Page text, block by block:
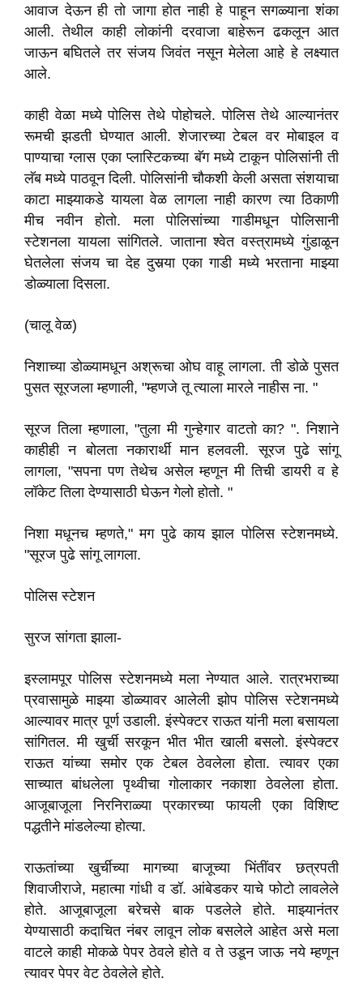
आवाज देऊन ही तो जागा होत नाही हे पाहून सगळ्याना शंका
आली. तेथील काही लोकांनी दरवाजा बाहेरून ढकलून आत
जाऊन बघितले तर संजय जिवंत नसून मेलेला आहे हे लक्ष्यात
आले.
काही वेळा मध्ये पोलिस तेथे पोहोचले. पोलिस तेथे आल्यानंतर
रूमची झडती घेण्यात आली. शेजारच्या टेबल वर मोबाइल व
पाण्याचा ग्लास एका प्लास्टिकच्या बॅग मध्ये टाकून पोलिसांनी ती
लॅब मध्ये पाठवून दिली. पोलिसांनी चौकशी केली असता संशयाचा
काटा माझ्याकडे यायला वेळ लागला नाही कारण त्या ठिकाणी
मीच नवीन होतो. मला पोलिसांच्या गाडीमधून पोलिसानी
स्टेशनला यायला सांगितले. जाताना श्वेत वस्त्रामध्ये गुंडाळून
घेतलेला संजय चा देह दुसर्‍या एका गाडी मध्ये भरताना माझ्या
डोळ्याला दिसला.
(चालू वेळ)
निशाच्या डोळ्यामधून अश्रूचा ओघ वाहू लागला. ती डोळे पुसत
पुसत सूरजला म्हणाली, "म्हणजे तू त्याला मारले नाहीस ना. "
सूरज तिला म्हणाला, "तुला मी गुन्हेगार वाटतो का? ". निशाने
काहीही न बोलता नकारार्थी मान हलवली. सूरज पुढे सांगू
लागला, "सपना पण तेथेच असेल म्हणून मी तिची डायरी व हे
लॉकेट तिला देण्यासाठी घेऊन गेलो होतो. "
निशा मधूनच म्हणते," मग पुढे काय झाल पोलिस स्टेशनमध्ये.
"सूरज पुढे सांगू लागला.
पोलिस स्टेशन
सुरज सांगता झाला-
इस्लामपूर पोलिस स्टेशनमध्ये मला नेण्यात आले. रात्रभराच्या
प्रवासामुळे माझ्या डोळ्यावर आलेली झोप पोलिस स्टेशनमध्ये
आल्यावर मात्र पूर्ण उडाली. इंस्पेक्टर राऊत यांनी मला बसायला
सांगितल. मी खुर्ची सरकून भीत भीत खाली बसलो. इंस्पेक्टर
राऊत यांच्या समोर एक टेबल ठेवलेला होता. त्यावर एका
साच्यात बांधलेला पृथ्वीचा गोलाकार नकाशा ठेवलेला होता.
आजूबाजूला निरनिराळ्या प्रकारच्या फायली एका विशिष्ट
पद्धतीने मांडलेल्या होत्या.
राऊतांच्या खुर्चीच्या मागच्या बाजूच्या भिंतींवर छत्रपती
शिवाजीराजे, महात्मा गांधी व डॉ. आंबेडकर याचे फोटो लावलेले
होते. आजूबाजूला बरेचसे बाक पडलेले होते. माझ्यानंतर
येण्यासाठी कदाचित नंबर लावून लोक बसलेले आहेत असे मला
वाटले काही मोकळे पेपर ठेवले होते व ते उडून जाऊ नये म्हणून
त्यावर पेपर वेट ठेवलेले होते.